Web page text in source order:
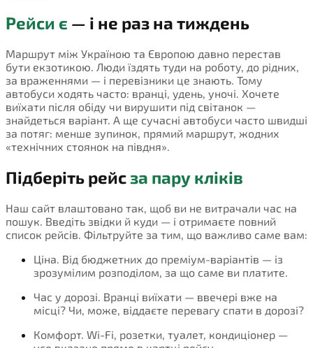
Рейси є — і не раз на тиждень
Маршрут між Україною та Європою давно перестав
бути екзотикою. Люди їздять туди на роботу, до рідних,
за враженнями — і перевізники це знають. Тому
автобуси ходять часто: вранці, удень, уночі. Хочете
виїхати після обіду чи вирушити під світанок —
знайдеться варіант. А ще сучасні автобуси часто швидші
за потяг: менше зупинок, прямий маршрут, жодних
«технічних стоянок на півдня».
Підберіть рейсза пару кліків
Наш сайт влаштовано так, щоб ви не витрачали час на
пошук. Введіть звідки й куди — і отримаєте повний
список рейсів. Фільтруйте за тим, що важливо саме вам:
Ціна. Від бюджетних до преміум-варіантів — із
зрозумілим розподілом, за що саме ви платите.
Час у дорозі. Вранці виїхати — ввечері вже на
місці? Чи, може, віддаєте перевагу спати в дорозі?
Комфорт. Wi-Fi, розетки, туалет, кондиціонер —